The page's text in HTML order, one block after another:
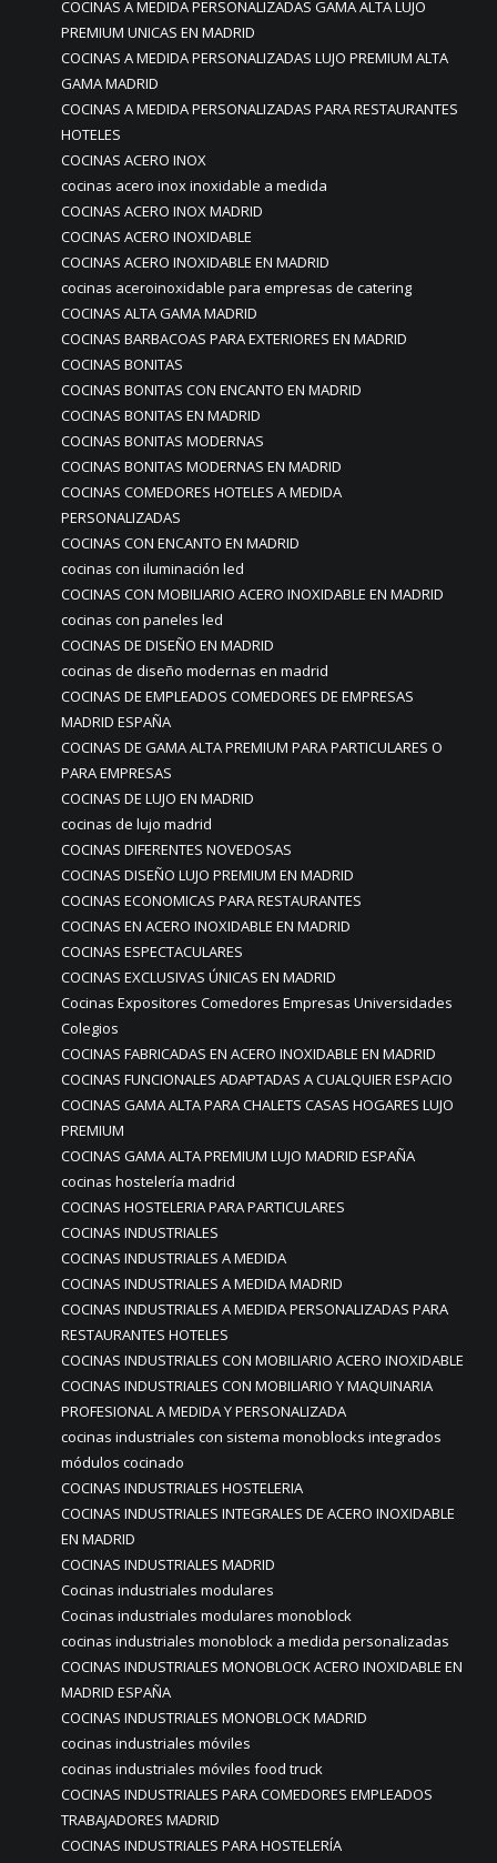
COCINAS A MEDIDA PERSONALIZADAS GAMA ALTA LUJO
PREMIUM UNICAS EN MADRID
COCINAS A MEDIDA PERSONALIZADAS LUJO PREMIUM ALTA
GAMA MADRID
COCINAS A MEDIDA PERSONALIZADAS PARA RESTAURANTES
HOTELES
COCINAS ACERO INOX
cocinas acero inox inoxidable a medida
COCINAS ACERO INOX MADRID
COCINAS ACERO INOXIDABLE
COCINAS ACERO INOXIDABLE EN MADRID
cocinas aceroinoxidable para empresas de catering
COCINAS ALTA GAMA MADRID
COCINAS BARBACOAS PARA EXTERIORES EN MADRID
COCINAS BONITAS
COCINAS BONITAS CON ENCANTO EN MADRID
COCINAS BONITAS EN MADRID
COCINAS BONITAS MODERNAS
COCINAS BONITAS MODERNAS EN MADRID
COCINAS COMEDORES HOTELES A MEDIDA
PERSONALIZADAS
COCINAS CON ENCANTO EN MADRID
cocinas con iluminación led
COCINAS CON MOBILIARIO ACERO INOXIDABLE EN MADRID
cocinas con paneles led
COCINAS DE DISEÑO EN MADRID
cocinas de diseño modernas en madrid
COCINAS DE EMPLEADOS COMEDORES DE EMPRESAS
MADRID ESPAÑA
COCINAS DE GAMA ALTA PREMIUM PARA PARTICULARES O
PARA EMPRESAS
COCINAS DE LUJO EN MADRID
cocinas de lujo madrid
COCINAS DIFERENTES NOVEDOSAS
COCINAS DISEÑO LUJO PREMIUM EN MADRID
COCINAS ECONOMICAS PARA RESTAURANTES
COCINAS EN ACERO INOXIDABLE EN MADRID
COCINAS ESPECTACULARES
COCINAS EXCLUSIVAS ÚNICAS EN MADRID
Cocinas Expositores Comedores Empresas Universidades
Colegios
COCINAS FABRICADAS EN ACERO INOXIDABLE EN MADRID
COCINAS FUNCIONALES ADAPTADAS A CUALQUIER ESPACIO
COCINAS GAMA ALTA PARA CHALETS CASAS HOGARES LUJO
PREMIUM
COCINAS GAMA ALTA PREMIUM LUJO MADRID ESPAÑA
cocinas hostelería madrid
COCINAS HOSTELERIA PARA PARTICULARES
COCINAS INDUSTRIALES
COCINAS INDUSTRIALES A MEDIDA
COCINAS INDUSTRIALES A MEDIDA MADRID
COCINAS INDUSTRIALES A MEDIDA PERSONALIZADAS PARA
RESTAURANTES HOTELES
COCINAS INDUSTRIALES CON MOBILIARIO ACERO INOXIDABLE
COCINAS INDUSTRIALES CON MOBILIARIO Y MAQUINARIA
PROFESIONAL A MEDIDA Y PERSONALIZADA
cocinas industriales con sistema monoblocks integrados
módulos cocinado
COCINAS INDUSTRIALES HOSTELERIA
COCINAS INDUSTRIALES INTEGRALES DE ACERO INOXIDABLE
EN MADRID
COCINAS INDUSTRIALES MADRID
Cocinas industriales modulares
Cocinas industriales modulares monoblock
cocinas industriales monoblock a medida personalizadas
COCINAS INDUSTRIALES MONOBLOCK ACERO INOXIDABLE EN
MADRID ESPAÑA
COCINAS INDUSTRIALES MONOBLOCK MADRID
cocinas industriales móviles
cocinas industriales móviles food truck
COCINAS INDUSTRIALES PARA COMEDORES EMPLEADOS
TRABAJADORES MADRID
COCINAS INDUSTRIALES PARA HOSTELERÍA